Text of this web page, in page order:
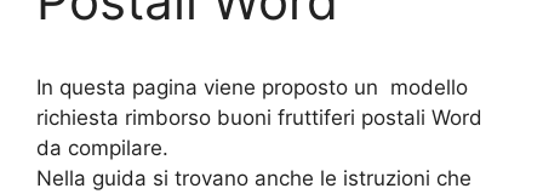
In questa pagina viene proposto un modello
richiesta rimborso buoni fruttiferi postali Word
da compilare.
Nella guida si trovano anche le istruzioni che